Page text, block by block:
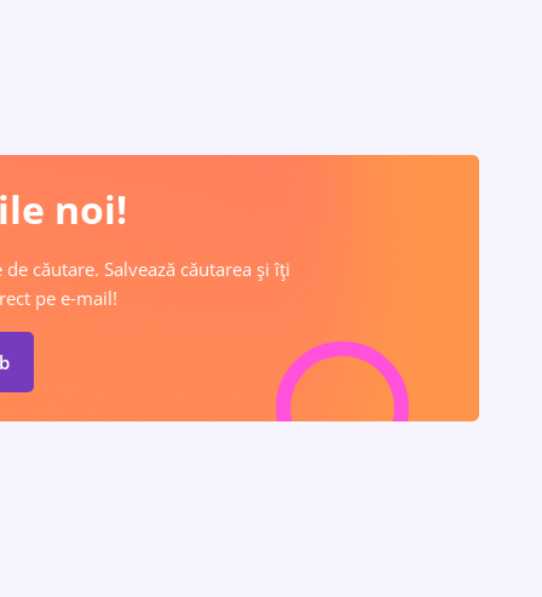
noi!
căutare. Salvează căutarea și îți
pe e-mail!